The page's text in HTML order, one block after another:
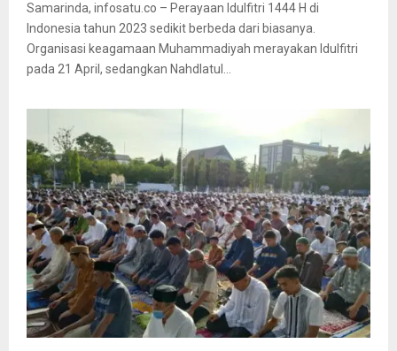
Samarinda, infosatu.co – Perayaan Idulfitri 1444 H di
Indonesia tahun 2023 sedikit berbeda dari biasanya.
Organisasi keagamaan Muhammadiyah merayakan Idulfitri
pada 21 April, sedangkan Nahdlatul...